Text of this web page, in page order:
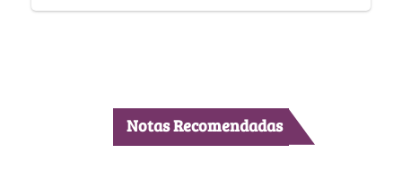
Notas Recomendadas